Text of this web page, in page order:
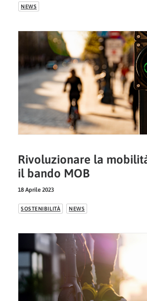
NEWS
Rivoluzionare la
il bando MOB
18 Aprile 2023
SOSTENIBILITÀ NEWS